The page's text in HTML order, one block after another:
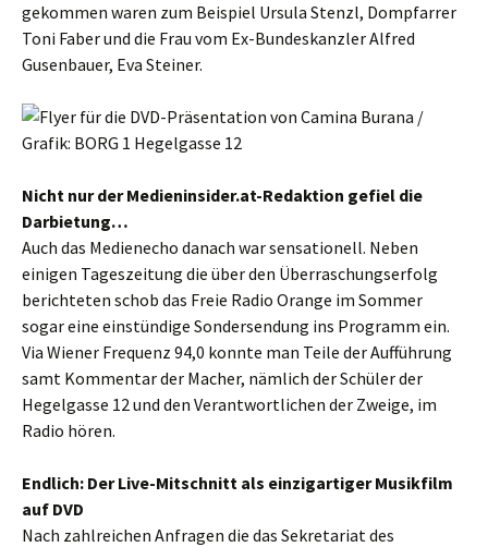
gekommen waren zum Beispiel Ursula Stenzl, Dompfarrer
Toni Faber und die Frau vom Ex-Bundeskanzler Alfred
Gusenbauer, Eva Steiner.
Nicht nur der Medieninsider.at-Redaktion gefiel die
Darbietung…
Auch das Medienecho danach war sensationell. Neben
einigen Tageszeitung die über den Überraschungserfolg
berichteten schob das Freie Radio Orange im Sommer
sogar eine einstündige Sondersendung ins Programm ein.
Via Wiener Frequenz 94,0 konnte man Teile der Aufführung
samt Kommentar der Macher, nämlich der Schüler der
Hegelgasse 12 und den Verantwortlichen der Zweige, im
Radio hören.
Endlich: Der Live-Mitschnitt als einzigartiger Musikfilm
auf DVD
Nach zahlreichen Anfragen die das Sekretariat des